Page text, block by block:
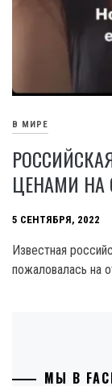
В МИРЕ
ЦЕНАМИ НА
5 СЕНТЯБРЯ, 2022
Известная
пожаловалась на
МЫ В